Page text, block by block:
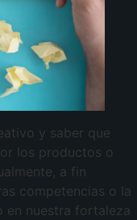
y saber que
los productos o
a fin
competencias o la
en nuestra fortaleza